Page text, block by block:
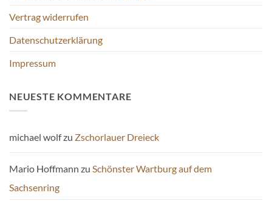
Vertrag widerrufen
Datenschutzerklärung
Impressum
NEUESTE KOMMENTARE
michael wolfzu Zschorlauer Dreieck
Mario Hoffmann zu Schönster Wartburg auf dem
Sachsenring